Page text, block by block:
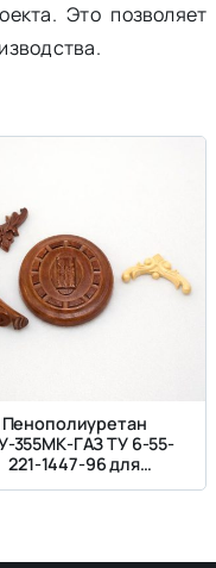
Это позволяет
Пенополиуретан
355МК-ГАЗ ТУ 6-55-
221-1447-96 для
панелей,